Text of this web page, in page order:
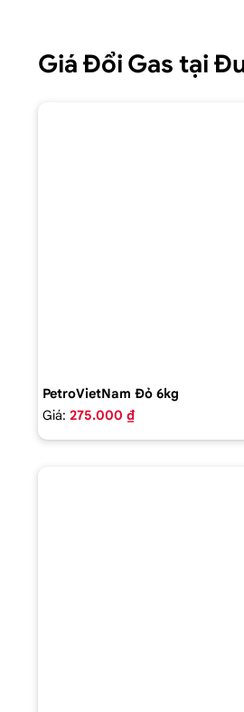
Giá Đổi Gas tại
PetroVietNam Đỏ 6kg
Giá: 275.000 ₫